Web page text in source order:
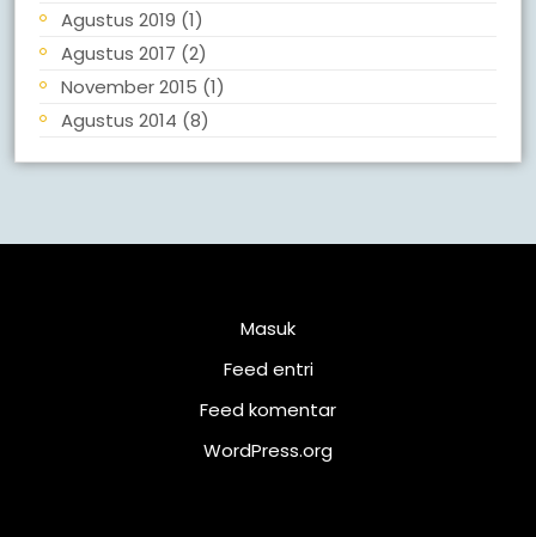
Agustus 2019 (1)
Agustus 2017 (2)
November 2015 (1)
Agustus 2014 (8)
Masuk
Feed entri
Feed komentar
WordPress.org